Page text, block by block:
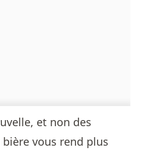
et non des
vous rend plus